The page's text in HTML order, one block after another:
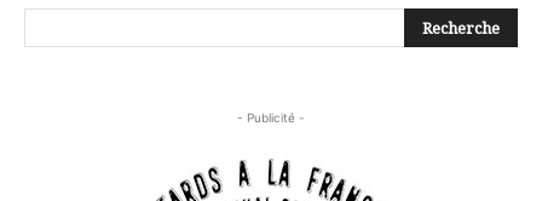
- Publicité -